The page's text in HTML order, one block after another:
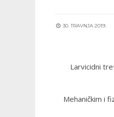
30. TRAVNJA 2019.
Larvicidni
Mehaničkim i